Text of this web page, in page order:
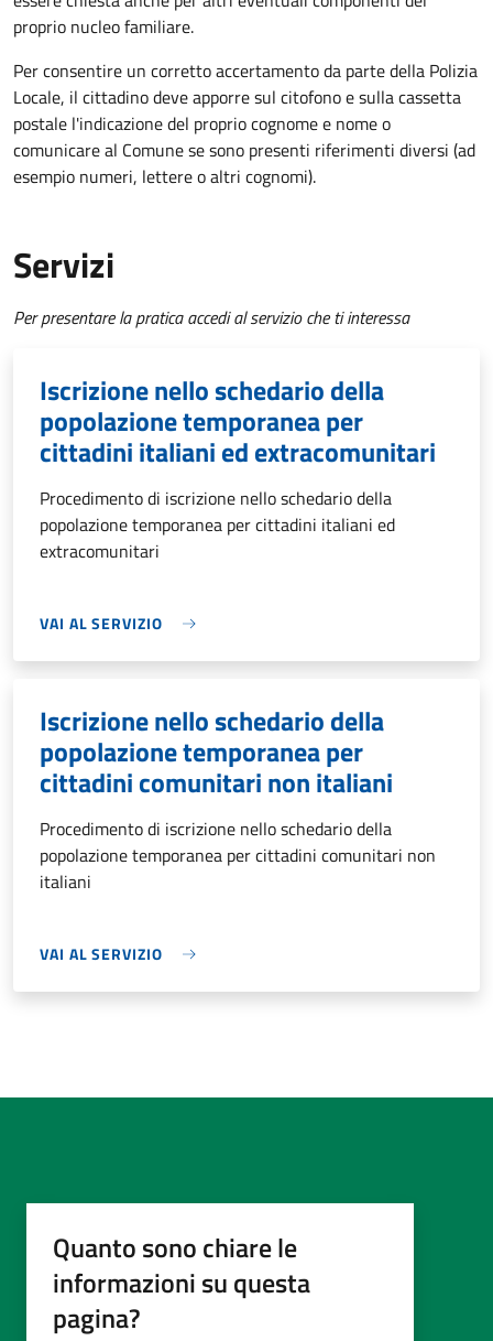
proprio nucleo familiare.
Per consentire un corretto accertamento da parte della Polizia
Locale, il cittadino deve apporre sul citofono e sulla cassetta
postale l'indicazione del proprio cognome e nome o
comunicare al Comune se sono presenti riferimenti diversi (ad
esempio numeri, lettere o altri cognomi).
Servizi
Per presentare la pratica accedi al servizio che ti interessa
Iscrizione nello schedario della
popolazione temporanea per
cittadini italiani ed extracomunitari
Procedimento di iscrizione nello schedario della
popolazione temporanea per cittadini italiani ed
extracomunitari
VAI AL SERVIZIO
Iscrizione nello schedario della
popolazione temporanea per
cittadini comunitari non italiani
Procedimento di iscrizione nello schedario della
popolazione temporanea per cittadini comunitari non
italiani
VAI AL SERVIZIO
Quanto sono chiare le
informazioni su questa
pagina?